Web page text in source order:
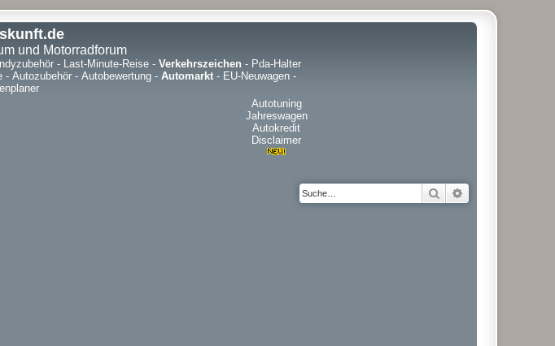
und Motorradforum
- Last-Minute-Reise- Verkehrszeichen- Pda-Halter
- Autozubehör - Autobewertung - Automarkt - EU-Neuwagen -
Autotuning
Jahreswagen
Autokredit
Disclaimer
Suche